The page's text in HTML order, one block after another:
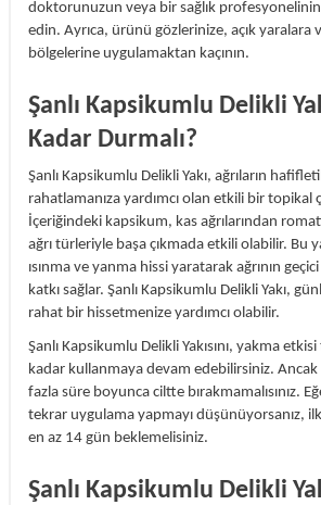
doktorunuzun veya bir sağlık
edin. Ayrıca, ürünü gözlerinize, açık yaralara
bölgelerine uygulamaktan kaçının.
Şanlı Kapsikumlu Delikli
Kadar Durmalı?
Şanlı Kapsikumlu Delikli Yakı, ağrıların
rahatlamanıza yardımcı olan etkili bir topikal
İçeriğindeki kapsikum, kas ağrılarından
ağrı türleriyle başa çıkmada etkili olabilir. Bu
ısınma ve yanma hissi yaratarak ağrının
katkı sağlar. Şanlı Kapsikumlu Delikli Yakı,
rahat bir hissetmenize yardımcı olabilir.
Şanlı Kapsikumlu Delikli Yakısını, yakma
kadar kullanmaya devam edebilirsiniz.
fazla süre boyunca ciltte bırakmamalısınız.
tekrar uygulama yapmayı düşünüyorsanız,
en az 14 gün beklemelisiniz.
Şanlı Kapsikumlu Delikli